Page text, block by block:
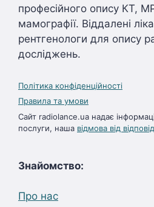
професійного опису КТ,
мамографії. Віддалені
рентгенологи для опису
досліджень.
Політика конфіденційності
Правила та умови
Сайт radiolance.ua надає
послуги, наша відмова від
Знайомство:
Про нас